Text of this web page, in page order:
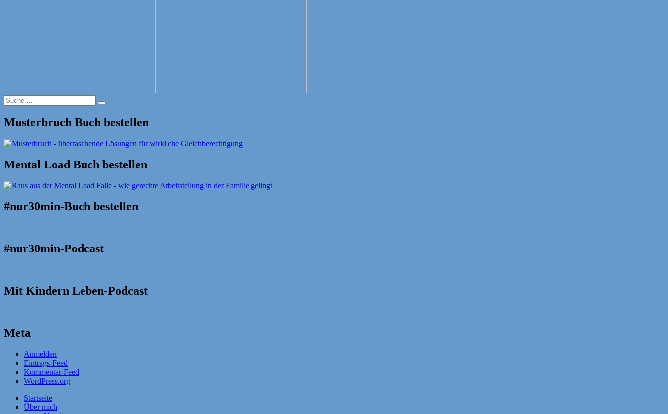
Suche
nach:
Suche
Musterbruch Buch bestellen
Mental Load Buch bestellen
#nur30min-Buch bestellen
#nur30min-Podcast
Mit Kindern Leben-Podcast
Meta
Anmelden
Eintrags-Feed
Kommentar-Feed
WordPress.org
Startseite
Über mich